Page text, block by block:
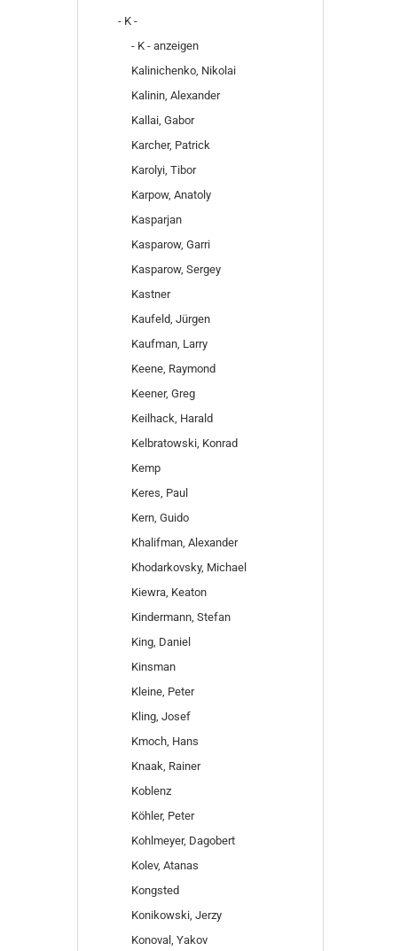
- K -
- K - anzeigen
Kalinichenko, Nikolai
Kalinin, Alexander
Kallai, Gabor
Karcher, Patrick
Karolyi, Tibor
Karpow, Anatoly
Kasparjan
Kasparow, Garri
Kasparow, Sergey
Kastner
Kaufeld, Jürgen
Kaufman, Larry
Keene, Raymond
Keener, Greg
Keilhack, Harald
Kelbratowski, Konrad
Kemp
Keres, Paul
Kern, Guido
Khalifman, Alexander
Khodarkovsky, Michael
Kiewra, Keaton
Kindermann, Stefan
King, Daniel
Kinsman
Kleine, Peter
Kling, Josef
Kmoch, Hans
Knaak, Rainer
Koblenz
Köhler, Peter
Kohlmeyer, Dagobert
Kolev, Atanas
Kongsted
Konikowski, Jerzy
Konoval, Yakov